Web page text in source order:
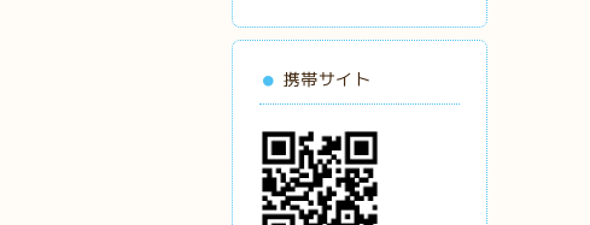
携帯サイト